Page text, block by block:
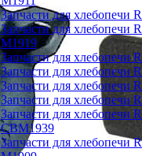
Запчасти для хлебопечи
Запчасти для хлебопечи
M1919
Запчасти для хлебопечи
Запчасти для хлебопечи
Запчасти для хлебопечи
Запчасти для хлебопечи
Запчасти для хлебопечи
CBM1939
Запчасти для хлебопечи